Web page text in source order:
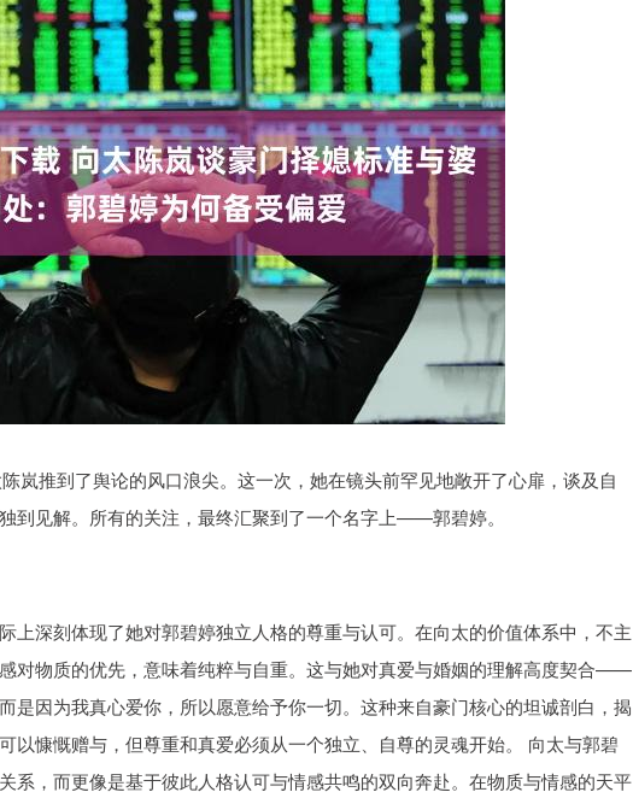
岚推到了舆论的风口浪尖。这一次，她在镜头前罕见地敞开了心扉，谈及自
到见解。所有的关注，最终汇聚到了一个名字上——郭碧婷。
上深刻体现了她对郭碧婷独立人格的尊重与认可。在向太的价值体系中，不主
对物质的优先，意味着纯粹与自重。这与她对真爱与婚姻的理解高度契合——
是因为我真心爱你，所以愿意给予你一切。这种来自豪门核心的坦诚剖白，揭
以慷慨赠与，但尊重和真爱必须从一个独立、自尊的灵魂开始。 向太与郭碧
系，而更像是基于彼此人格认可与情感共鸣的双向奔赴。在物质与情感的天平